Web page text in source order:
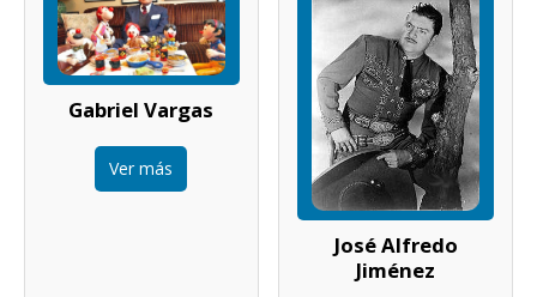
Gabriel Vargas
Ver más
José Alfredo
Jiménez